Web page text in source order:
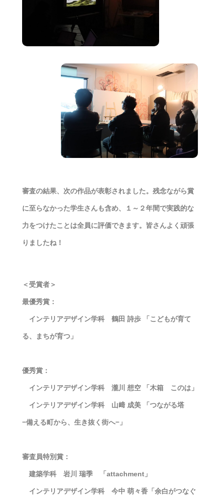
審査の結果、次の作品が表彰されました。残念ながら賞
に至らなかった学生さんも含め、１～２年間で実践的な
力をつけたことは全員に評価できます。皆さんよく頑張
りましたね！
＜受賞者＞
最優秀賞：
インテリアデザイン学科 鶴田 詩歩 「こどもが育て
る、まちが育つ」
優秀賞：
インテリアデザイン学科 瀧川 想空 「木箱 このは」
インテリアデザイン学科 山﨑 成美 「つながる塔
−備える町から、生き抜く街へ−」
審査員特別賞：
建築学科 岩川 瑞季 「attachment」
インテリアデザイン学科 今中 萌々香「余白がつなぐ